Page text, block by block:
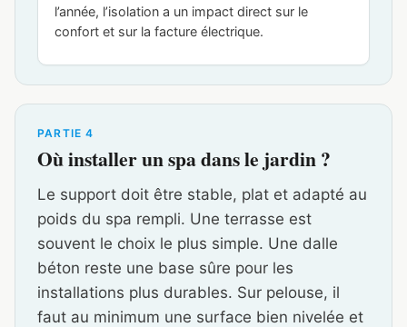
l’année, l’isolation a un impact direct sur le
confort et sur la facture électrique.
PARTIE 4
Où installer un spa dans le jardin ?
Le support doit être stable, plat et adapté au
poids du spa rempli. Une terrasse est
souvent le choix le plus simple. Une dalle
béton reste une base sûre pour les
installations plus durables. Sur pelouse, il
faut au minimum une surface bien nivelée et